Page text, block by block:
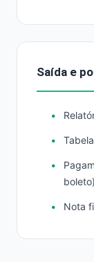
Saída e
boleto)
Nota